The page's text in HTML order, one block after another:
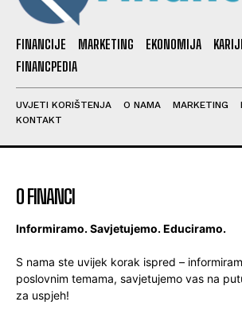
FINANCIJE MARKETING EKONOMIJA
FINANCPEDIA
UVJETI KORIŠTENJA O NAMA MARKETING
KONTAKT
O FINANCI
Informiramo. Savjetujemo. Educiramo.
S nama ste uvijek korak ispred –
poslovnim temama, savjetujemo vas na
za uspjeh!